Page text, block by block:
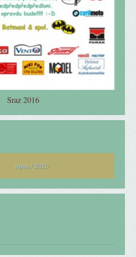
Sraz 2016
srpen / 2026